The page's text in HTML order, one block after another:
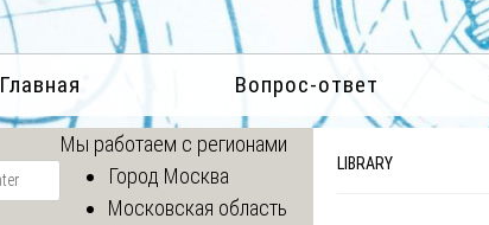
Главная Вопрос-ответ
LIBRARY
Мы работаем с регионами
Город Москва
Московская область